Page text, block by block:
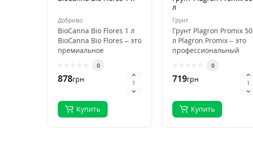
Добриво
BioCanna Bio Flores 1 л
BioCanna Bio Flores – это
премиальное
удобрение для ст..
0
878грн
Купить
л
Грунт
Грунт Plagron Promix 50
л Plagron Promix – это
профессиональный
выращивания
растений, ..
0
719грн
Купить